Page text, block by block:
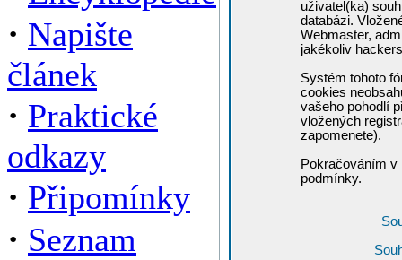
· Napište
článek
· Praktické
odkazy
· Připomínky
· Seznam
uživatel(ka)
databázi.
Webmaster,
jakékoliv
Systém tohoto
cookies
vašeho pohodlí
vložených
zapomenete).
Pokračováním v
podmínky.